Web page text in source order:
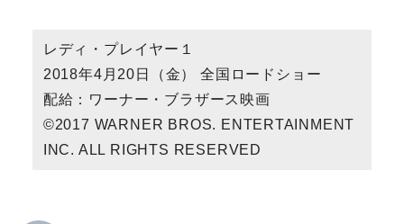
レディ・プレイヤー１
2018年4月20日（金） 全国ロードショー
配給：ワーナー・ブラザース映画
©2017 WARNER BROS. ENTERTAINMENT
INC. ALL RIGHTS RESERVED